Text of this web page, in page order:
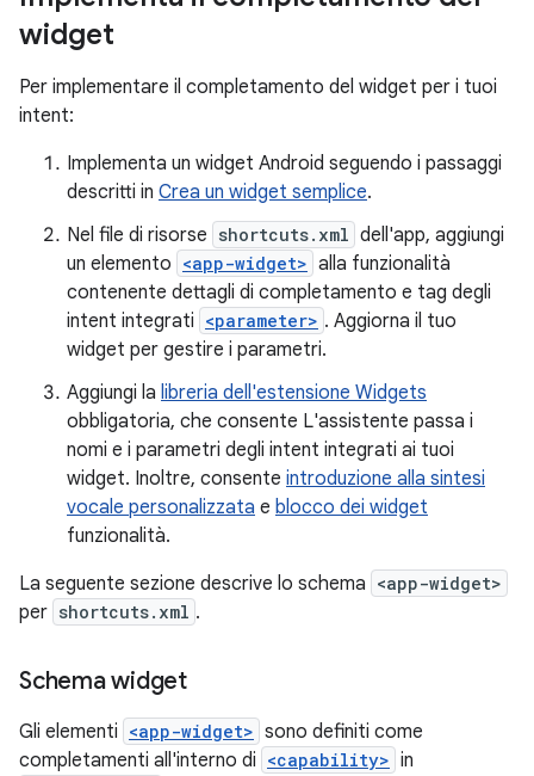
widget
Per implementare il completamento del widget per i tuoi
intent:
Implementa un widget Android seguendo i passaggi
descritti in Crea un widget semplice.
Nel file di risorse shortcuts.xml dell'app, aggiungi
un elemento <app-widget> alla funzionalità
contenente dettagli di completamento e tag degli
intent integrati <parameter> . Aggiorna il tuo
widget per gestire i parametri.
Aggiungi la libreria dell'estensione Widgets
obbligatoria, che consente L'assistente passa i
nomi e i parametri degli intent integrati ai tuoi
widget. Inoltre, consente introduzione alla sintesi
vocale personalizzata e blocco dei widget
funzionalità.
La seguente sezione descrive lo schema <app-widget>
per shortcuts.xml .
Schema widget
Gli elementi <app-widget> sono definiti come
completamenti all'interno di <capability> in